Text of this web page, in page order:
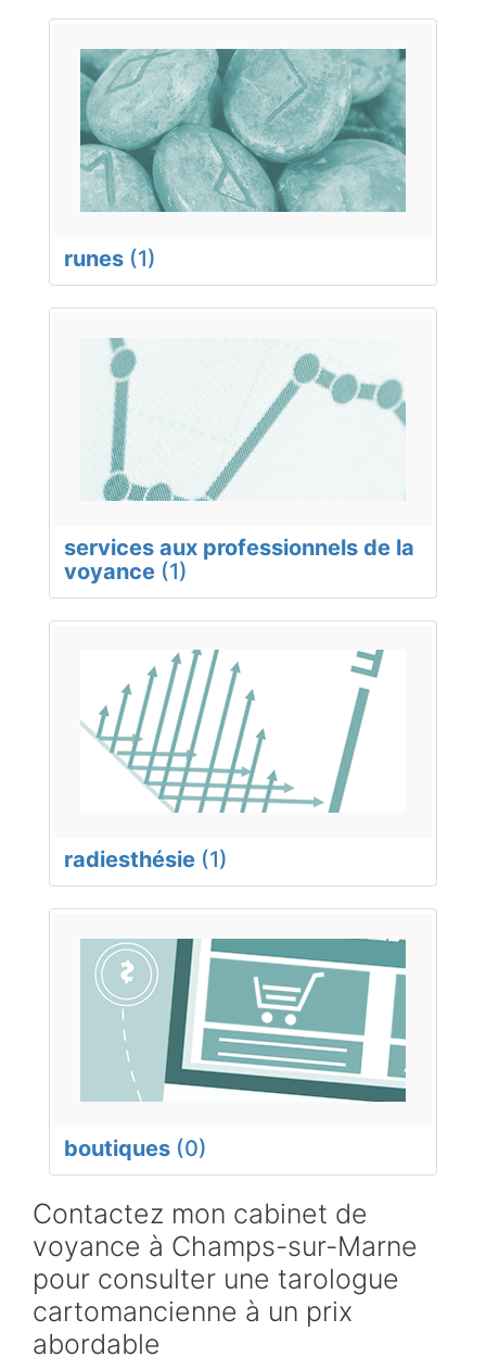
runes (1)
services aux professionnels de la
voyance (1)
radiesthésie (1)
boutiques (0)
Contactez mon cabinet de
voyance à Champs-sur-Marne
pour consulter une tarologue
cartomancienne à un prix
abordable